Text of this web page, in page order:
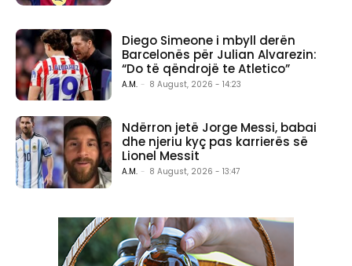
Diego Simeone i mbyll derën
Barcelonës për Julian Alvarezin:
“Do të qëndrojë te Atletico”
A.M. - 8 August, 2026 - 14:23
Ndërron jetë Jorge Messi, babai
dhe njeriu kyç pas karrierës së
Lionel Messit
A.M. - 8 August, 2026 - 13:47